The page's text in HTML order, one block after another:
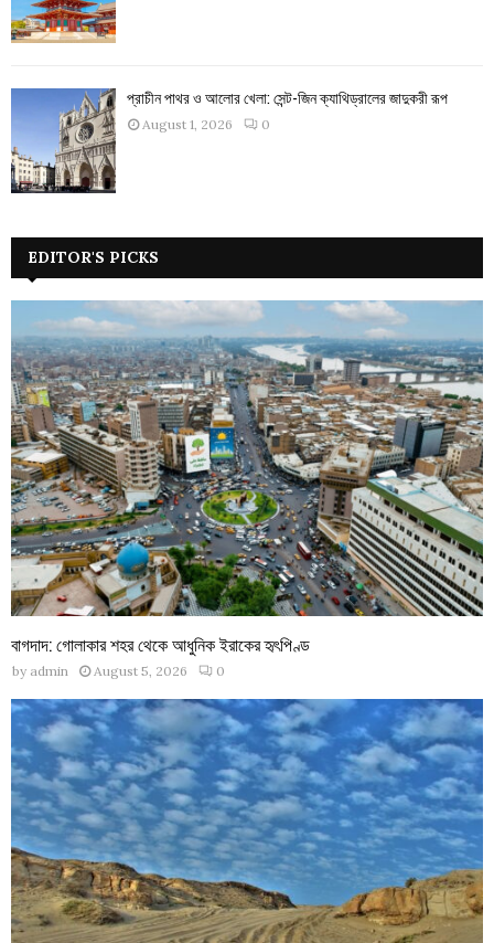
প্রাচীন পাথর ও আলোর খেলা: সেন্ট-জিন ক্যাথিড্রালের জাদুকরী রূপ
August 1, 2026 0
EDITOR'S PICKS
বাগদাদ: গোলাকার শহর থেকে আধুনিক ইরাকের হৃৎপিণ্ড
by admin August 5, 2026 0